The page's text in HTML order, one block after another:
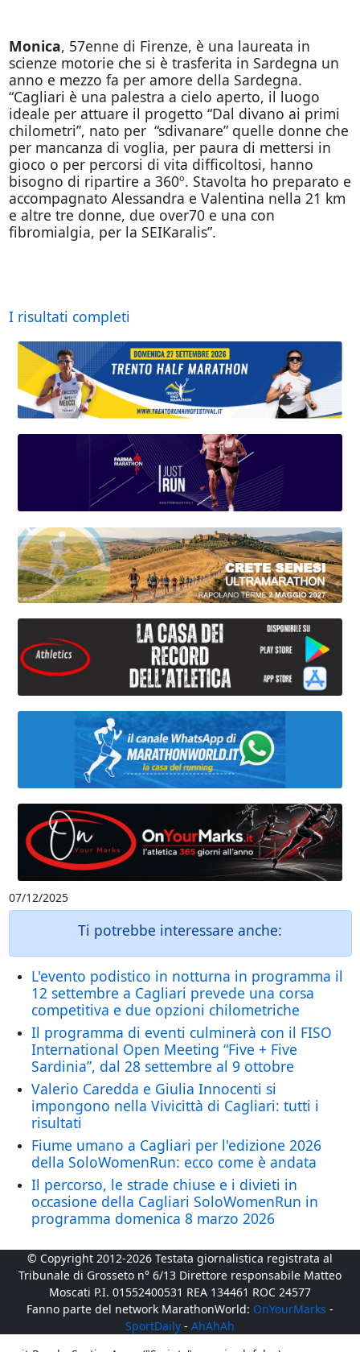
Monica, 57enne di Firenze, è una laureata in
scienze motorie che si è trasferita in Sardegna un
anno e mezzo fa per amore della Sardegna.
“Cagliari è una palestra a cielo aperto, il luogo
ideale per attuare il progetto “Dal divano ai primi
chilometri”, nato per “sdivanare” quelle donne che
per mancanza di voglia, per paura di mettersi in
gioco o per percorsi di vita difficoltosi, hanno
bisogno di ripartire a 360º. Stavolta ho preparato e
accompagnato Alessandra e Valentina nella 21 km
e altre tre donne, due over70 e una con
fibromialgia, per la SEIKaralis”.
I risultati completi
07/12/2025
Ti potrebbe interessare anche:
L'evento podistico in notturna in programma il
12 settembre a Cagliari prevede una corsa
competitiva e due opzioni chilometriche
Il programma di eventi culminerà con il FISO
International Open Meeting “Five + Five
Sardinia”, dal 28 settembre al 9 ottobre
Valerio Caredda e Giulia Innocenti si
impongono nella Vivicittà di Cagliari: tutti i
risultati
Fiume umano a Cagliari per l'edizione 2026
della SoloWomenRun: ecco come è andata
Il percorso, le strade chiuse e i divieti in
occasione della Cagliari SoloWomenRun in
programma domenica 8 marzo 2026
© Copyright 2012-2026 Testata giornalistica registrata al
Tribunale di Grosseto n° 6/13 Direttore responsabile Matteo
Moscati P.I. 01552400531 REA 134461 ROC 24577
Fanno parte del network MarathonWorld: OnYourMarks -
SportDaily - AhAhAh